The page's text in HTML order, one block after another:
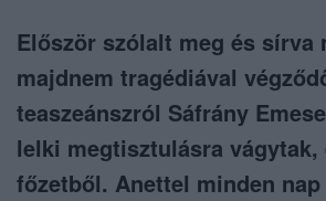
Először szólalt meg és sírva
majdnem tragédiával
teaszeánszról Sáfrány
lelki megtisztulásra vágytak,
főzetből. Anettel minden nap